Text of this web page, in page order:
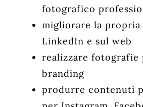
fotografico
migliorare la propria
LinkedIn e sul web
realizzare fotografie
branding
produrre contenuti